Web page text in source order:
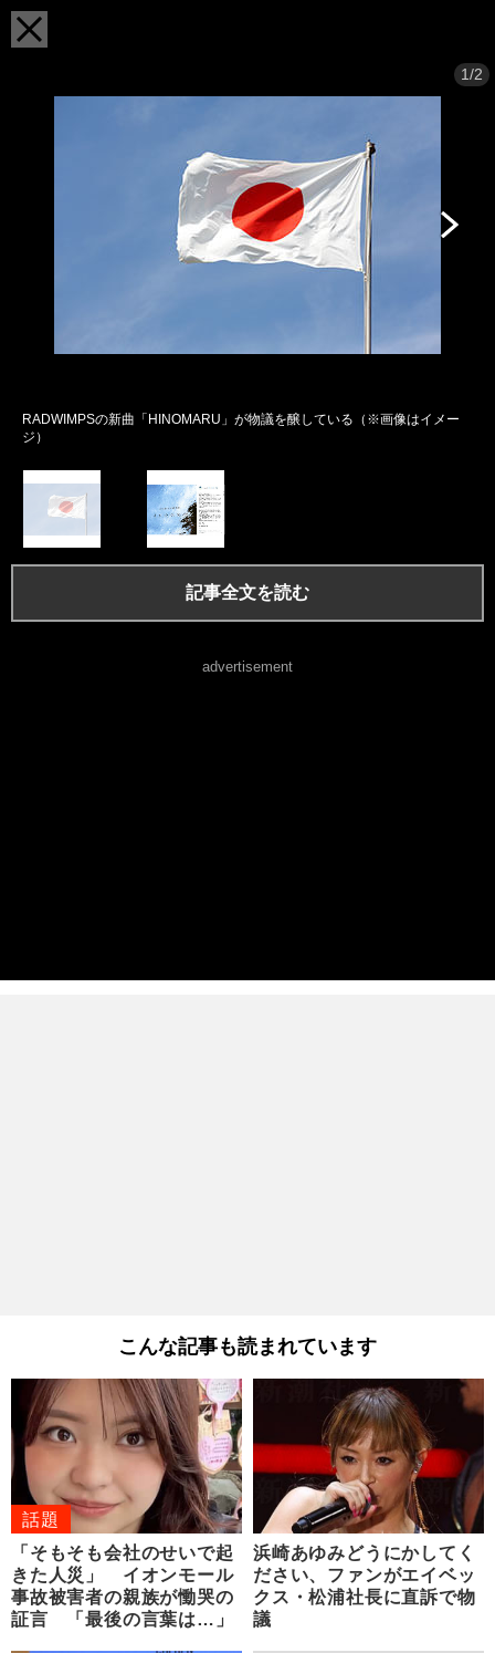
1/2
RADWIMPSの新曲「HINOMARU」が物議を醸している（※画像はイメー
ジ）
記事全文を読む
advertisement
こんな記事も読まれています
話題
「そもそも会社のせいで起
きた人災」 イオンモール
事故被害者の親族が慟哭の
証言 「最後の言葉は…」
浜崎あゆみどうにかしてく
ださい、ファンがエイベッ
クス・松浦社長に直訴で物
議